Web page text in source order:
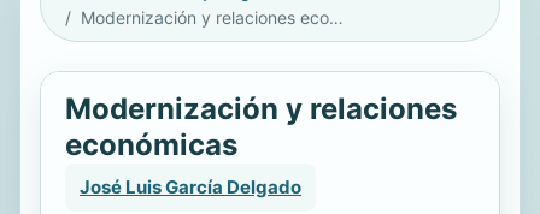
Modernización y relaciones económicas
Modernización y relaciones
económicas
José Luis García Delgado